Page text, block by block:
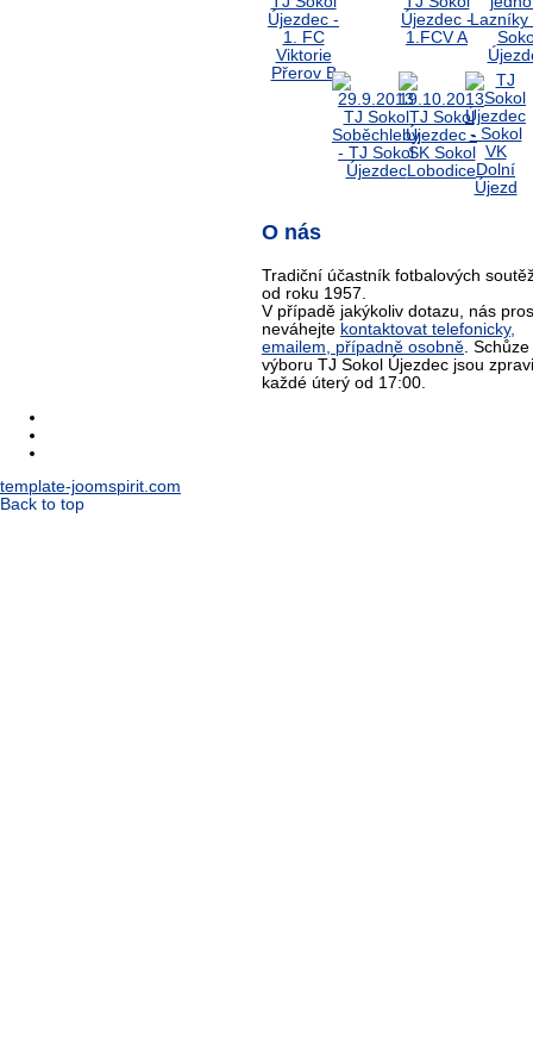
O nás
Tradiční účastník fotbalových
od roku 1957.
V případě jakýkoliv dotazu, nás
neváhejte kontaktovat telefonicky,
emailem, případně osobně. Schůze
výboru TJ Sokol Újezdec jsou
každé úterý od 17:00.
template-joomspirit.com
Back to top